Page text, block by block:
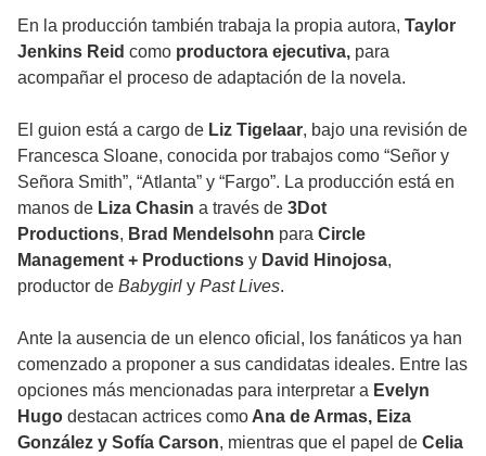
En la producción también trabaja la propia autora, Taylor
Jenkins Reid como productora ejecutiva, para
acompañar el proceso de adaptación de la novela.
El guion está a cargo de Liz Tigelaar, bajo una revisión de
Francesca Sloane, conocida por trabajos como “Señor y
Señora Smith”, “Atlanta” y “Fargo”. La producción está en
manos de Liza Chasin a través de 3Dot
Productions, Brad Mendelsohn para Circle
Management + Productions y David Hinojosa,
productor de Babygirl y Past Lives.
Ante la ausencia de un elenco oficial, los fanáticos ya han
comenzado a proponer a sus candidatas ideales. Entre las
opciones más mencionadas para interpretar a Evelyn
Hugo destacan actrices como Ana de Armas, Eiza
González y Sofía Carson, mientras que el papel de Celia